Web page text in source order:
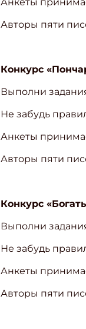
Авторы пяти
Конкурс
Выполни
Не забудь
Анкеты
Авторы пяти
Конкурс
Выполни
Не забудь
Анкеты
Авторы пяти